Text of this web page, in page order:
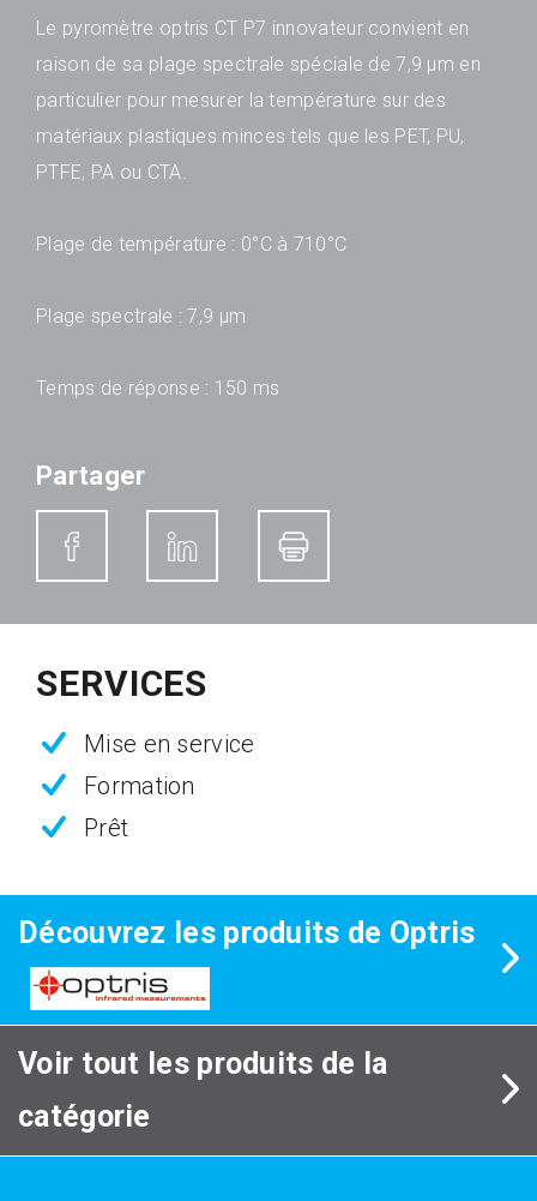
Le pyromètre optris CT P7 innovateur convient en
raison de sa plage spectrale spéciale de 7,9 µm en
particulier pour mesurer la température sur des
matériaux plastiques minces tels que les PET, PU,
PTFE, PA ou CTA.
Plage de température : 0°C à 710°C
Plage spectrale : 7,9 µm
Temps de réponse : 150 ms
Partager
SERVICES
Mise en service
Formation
Prêt
Découvrez les produits de Optris
Voir tout les produits de la
catégorie